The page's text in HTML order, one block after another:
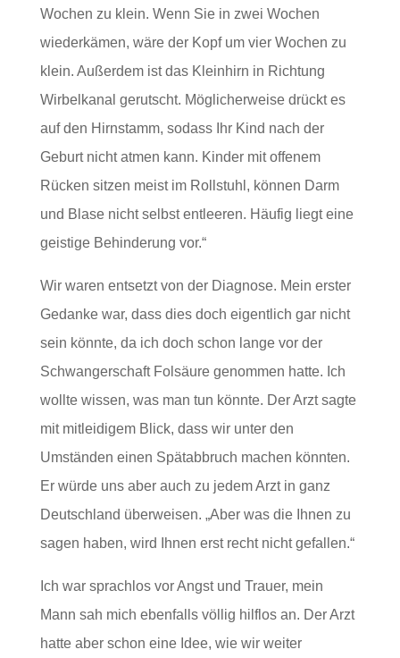
Wochen zu klein. Wenn Sie in zwei Wochen
wiederkämen, wäre der Kopf um vier Wochen zu
klein. Außerdem ist das Kleinhirn in Richtung
Wirbelkanal gerutscht. Möglicherweise drückt es
auf den Hirnstamm, sodass Ihr Kind nach der
Geburt nicht atmen kann. Kinder mit offenem
Rücken sitzen meist im Rollstuhl, können Darm
und Blase nicht selbst entleeren. Häufig liegt eine
geistige Behinderung vor.“
Wir waren entsetzt von der Diagnose. Mein erster
Gedanke war, dass dies doch eigentlich gar nicht
sein könnte, da ich doch schon lange vor der
Schwangerschaft Folsäure genommen hatte. Ich
wollte wissen, was man tun könnte. Der Arzt sagte
mit mitleidigem Blick, dass wir unter den
Umständen einen Spätabbruch machen könnten.
Er würde uns aber auch zu jedem Arzt in ganz
Deutschland überweisen. „Aber was die Ihnen zu
sagen haben, wird Ihnen erst recht nicht gefallen.“
Ich war sprachlos vor Angst und Trauer, mein
Mann sah mich ebenfalls völlig hilflos an. Der Arzt
hatte aber schon eine Idee, wie wir weiter